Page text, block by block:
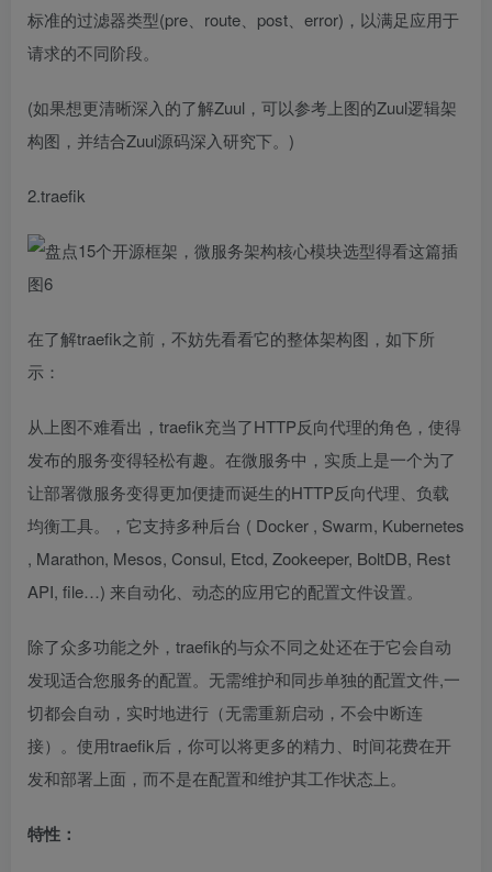
标准的过滤器类型(pre、route、post、error)，以满足应用于
请求的不同阶段。
(如果想更清晰深入的了解Zuul，可以参考上图的Zuul逻辑架
构图，并结合Zuul源码深入研究下。)
2.traefik
在了解traefik之前，不妨先看看它的整体架构图，如下所
示：
从上图不难看出，traefik充当了HTTP反向代理的角色，使得
发布的服务变得轻松有趣。在微服务中，实质上是一个为了
让部署微服务变得更加便捷而诞生的HTTP反向代理、负载
均衡工具。，它支持多种后台 ( Docker , Swarm, Kubernetes
, Marathon, Mesos, Consul, Etcd, Zookeeper, BoltDB, Rest
API, file…) 来自动化、动态的应用它的配置文件设置。
除了众多功能之外，traefik的与众不同之处还在于它会自动
发现适合您服务的配置。无需维护和同步单独的配置文件,一
切都会自动，实时地进行（无需重新启动，不会中断连
接）。使用traefik后，你可以将更多的精力、时间花费在开
发和部署上面，而不是在配置和维护其工作状态上。
特性：